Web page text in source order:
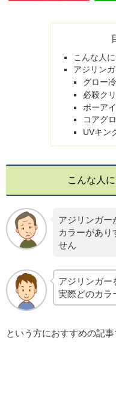
こんな人
アジリン
グロー
必殺ク
ポーア
コアグ
UVキン
こんな人
アジリンガー
カラーがあり
せん
アジリンガー
実際どのカラ
という方におすすめの記事